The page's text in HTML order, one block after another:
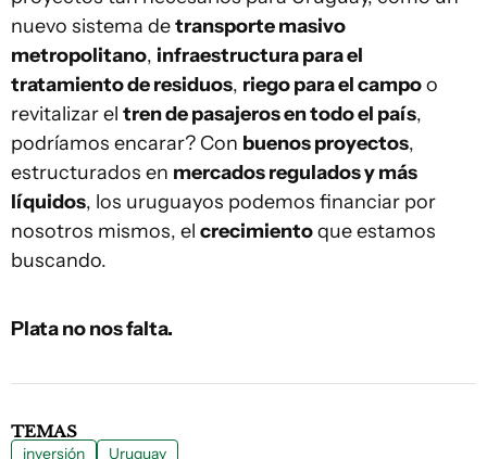
nuevo sistema detransporte masivo
metropolitano, infraestructura para el
tratamiento de residuos, riego para el campoo
revitalizar el tren de pasajeros en todo el país,
podríamos encarar? Con buenos proyectos,
estructurados en mercados regulados y más
líquidos, los uruguayos podemos financiar por
nosotros mismos, el crecimientoque estamos
buscando.
Plata no nos falta.
TEMAS
inversión Uruguay